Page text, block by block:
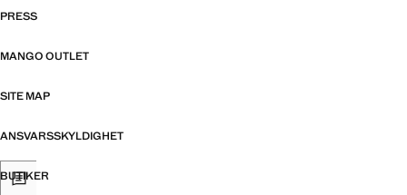
PRESS
MANGO OUTLET
SITE MAP
ANSVARSSKYLDIGHET
BUTIKER